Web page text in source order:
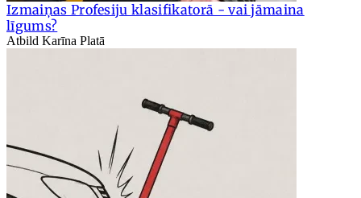
Izmaiņas Profesiju klasifikatorā - vai jāmaina
līgums?
Atbild Karīna Platā